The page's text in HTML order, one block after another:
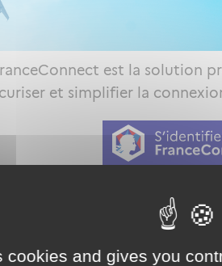
cookies and gives you
est la solution
et simplifier la
ou